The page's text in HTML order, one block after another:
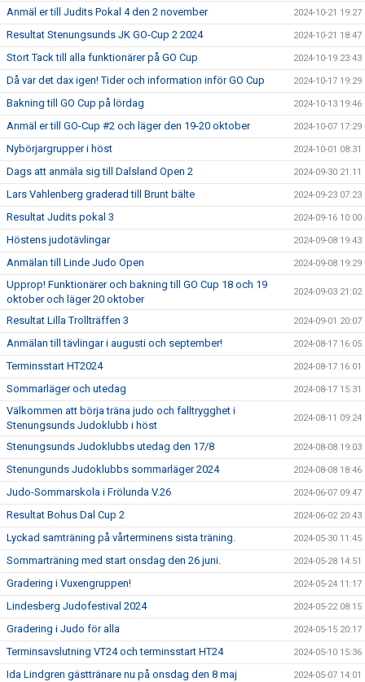
Anmäl er till Judits Pokal 4 den 2 november 2024-10-21 19:27
Resultat Stenungsunds JK GO-Cup 2 2024 2024-10-21 18:47
Stort Tack till alla funktionärer på GO Cup 2024-10-19 23:43
Då var det dax igen! Tider och information inför GO Cup 2024-10-17 19:29
Bakning till GO Cup på lördag 2024-10-13 19:46
Anmäl er till GO-Cup #2 och läger den 19-20 oktober 2024-10-07 17:29
Nybörjargrupper i höst 2024-10-01 08:31
Dags att anmäla sig till Dalsland Open 2 2024-09-30 21:11
Lars Vahlenberg graderad till Brunt bälte 2024-09-23 07:23
Resultat Judits pokal 3 2024-09-16 10:00
Höstens judotävlingar 2024-09-08 19:43
Anmälan till Linde Judo Open 2024-09-08 19:29
Upprop! Funktionärer och bakning till GO Cup 18 och 19
oktober och läger 20 oktober
2024-09-03 21:02
Resultat Lilla Trollträffen 3 2024-09-01 20:07
Anmälan till tävlingar i augusti och september! 2024-08-17 16:05
Terminsstart HT2024 2024-08-17 16:01
Sommarläger och utedag 2024-08-17 15:31
Välkommen att börja träna judo och falltrygghet i
Stenungsunds Judoklubb i höst
2024-08-11 09:24
Stenungsunds Judoklubbs utedag den 17/8 2024-08-08 19:03
Stenungunds Judoklubbs sommarläger 2024 2024-08-08 18:46
Judo-Sommarskola i Frölunda V.26 2024-06-07 09:47
Resultat Bohus Dal Cup 2 2024-06-02 20:43
Lyckad samträning på vårterminens sista träning. 2024-05-30 11:45
Sommarträning med start onsdag den 26 juni. 2024-05-28 14:51
Gradering i Vuxengruppen! 2024-05-24 11:17
Lindesberg Judofestival 2024 2024-05-22 08:15
Gradering i Judo för alla 2024-05-15 20:17
Terminsavslutning VT24 och terminsstart HT24 2024-05-10 15:36
Ida Lindgren gästtränare nu på onsdag den 8 maj 2024-05-07 14:01